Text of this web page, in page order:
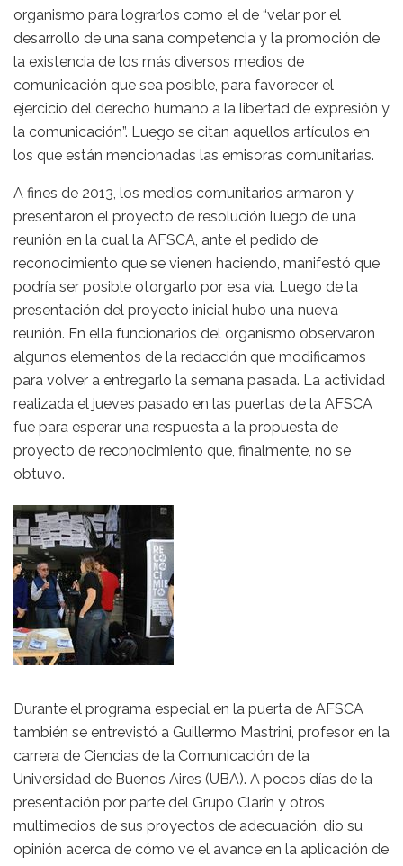
organismo para lograrlos como el de “velar por el
desarrollo de una sana competencia y la promoción de
la existencia de los más diversos medios de
comunicación que sea posible, para favorecer el
ejercicio del derecho humano a la libertad de expresión y
la comunicación”. Luego se citan aquellos artículos en
los que están mencionadas las emisoras comunitarias.
A fines de 2013, los medios comunitarios armaron y
presentaron el proyecto de resolución luego de una
reunión en la cual la AFSCA, ante el pedido de
reconocimiento que se vienen haciendo, manifestó que
podría ser posible otorgarlo por esa vía. Luego de la
presentación del proyecto inicial hubo una nueva
reunión. En ella funcionarios del organismo observaron
algunos elementos de la redacción que modificamos
para volver a entregarlo la semana pasada. La actividad
realizada el jueves pasado en las puertas de la AFSCA
fue para esperar una respuesta a la propuesta de
proyecto de reconocimiento que, finalmente, no se
obtuvo.
Durante el programa especial en la puerta de AFSCA
también se entrevistó a Guillermo Mastrini, profesor en la
carrera de Ciencias de la Comunicación de la
Universidad de Buenos Aires (UBA). A pocos días de la
presentación por parte del Grupo Clarín y otros
multimedios de sus proyectos de adecuación, dio su
opinión acerca de cómo ve el avance en la aplicación de